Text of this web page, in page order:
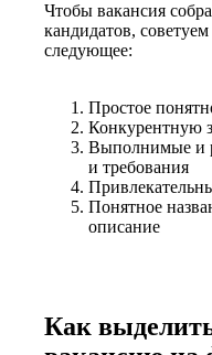
Чтобы вакансия
кандидатов,
следующее:
Простое
Конкурентную
Выполнимые и
и требования
Понятное
описание
Как